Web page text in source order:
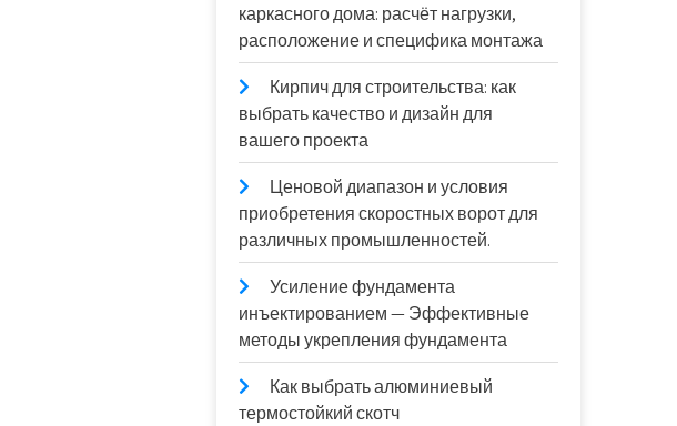
каркасного дома: расчёт нагрузки,
расположение и специфика монтажа
Кирпич для строительства: как
выбрать качество и дизайн для
вашего проекта
Ценовой диапазон и условия
приобретения скоростных ворот для
различных промышленностей.
Усиление фундамента
инъектированием — Эффективные
методы укрепления фундамента
Как выбрать алюминиевый
термостойкий скотч